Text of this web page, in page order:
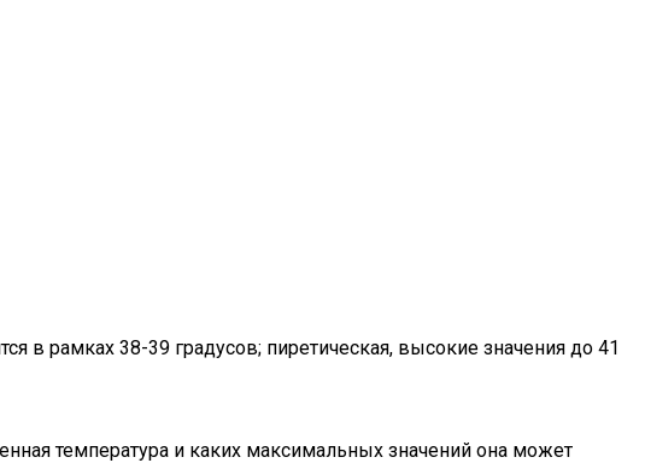
в рамках 38-39 градусов; пиретическая, высокие значения до 41
температура и каких максимальных значений она может